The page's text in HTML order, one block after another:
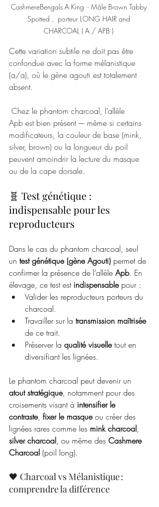
CashmereBengals A King  - Mâle Brown Tabby
Spotted ,  porteur LONG HAIR and
CHARCOAL ( A / APB )
Cette variation subtile ne doit pas être
confondue avec la forme mélanistique
(a/a), où le gène agouti est totalement
absent.
Apb est bien présent — même si certains
modificateurs, la couleur de base (mink,
silver, brown) ou la longueur du poil
peuvent amoindrir la lecture du masque
ou de la cape dorsale.
🧬 Test génétique :
indispensable pour les
reproducteurs
Dans le cas du phantom charcoal, seul
un test génétique (gène Agouti) permet de
confirmer la présence de l’allèle Apb. En
élevage, ce test est indispensable pour :
Valider les reproducteurs porteurs du
charcoal.
Travailler sur la transmission maîtrisée
de ce trait.
Préserver la qualité visuelle tout en
diversifiant les lignées.
Le phantom charcoal peut devenir un
atout stratégique, notamment pour des
croisements visant à intensifier le
contraste, fixer le masque ou créer des
lignées rares comme les mink charcoal,
silver charcoal, ou même des Cashmere
Charcoal (poil long).
🖤 Charcoal vs Mélanistique :
comprendre la différence